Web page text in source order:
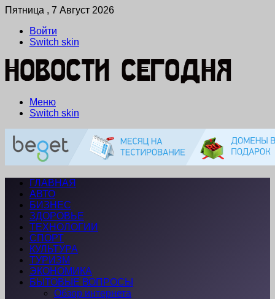
Пятница , 7 Август 2026
Войти
Switch skin
Меню
Switch skin
ГЛАВНАЯ
АВТО
БИЗНЕС
ЗДОРОВЬЕ
ТЕХНОЛОГИИ
СПОРТ
КУЛЬТУРА
ТУРИЗМ
ЭКОНОМИКА
БЫТОВЫЕ ВОПРОСЫ
Обзор интернета